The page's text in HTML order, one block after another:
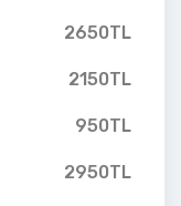
2650TL
2150TL
950TL
2950TL